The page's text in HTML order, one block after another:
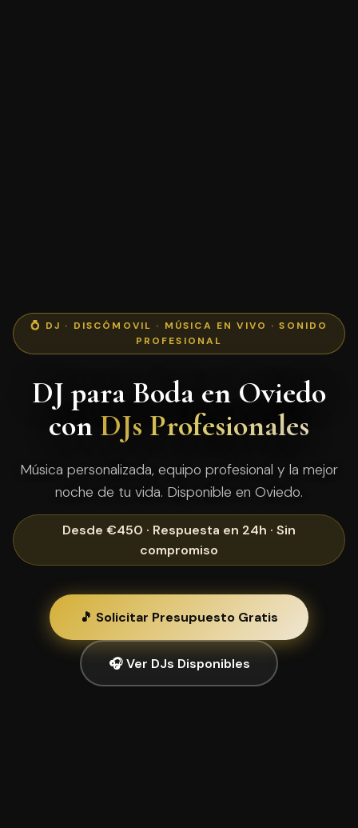
💍 DJ · DISCÓMOVIL · MÚSICA EN VIVO · SONIDO
PROFESIONAL
DJ para Boda en Oviedo
con DJs Profesionales
Música personalizada, equipo profesional y la mejor
noche de tu vida. Disponible en Oviedo.
Desde €450 · Respuesta en 24h · Sin
compromiso
🎵 Solicitar Presupuesto Gratis
🎧 Ver DJs Disponibles